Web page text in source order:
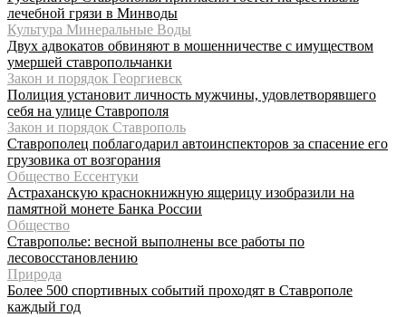
лечебной грязи в Минводы
Культура Минеральные Воды
Двух адвокатов обвиняют в мошенничестве с имуществом
умершей ставропольчанки
Закон и порядок Георгиевск
Полиция установит личность мужчины, удовлетворявшего
себя на улице Ставрополя
Закон и порядок Ставрополь
Ставрополец поблагодарил автоинспекторов за спасение его
грузовика от возгорания
Общество Ессентуки
Астраханскую краснокнижную ящерицу изобразили на
памятной монете Банка России
Общество
Ставрополье: весной выполнены все работы по
лесовосстановлению
Природа
Более 500 спортивных событий проходят в Ставрополе
каждый год